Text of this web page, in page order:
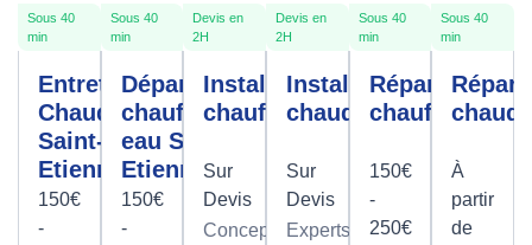
Sous 40
min
Entretien
Chaudière
Saint-
Etienne
150€
-
Sous 40
min
Dépannage
chauffe
eau Saint-
Etienne
150€
-
Devis en
2H
Installation
chauffage
Sur
Devis
Conception
Devis en
2H
Installation
chaudière
Sur
Devis
Experts en
Sous 40
min
Réparation
chauffage
150€
-
250€
Sous 40
min
À
partir
de